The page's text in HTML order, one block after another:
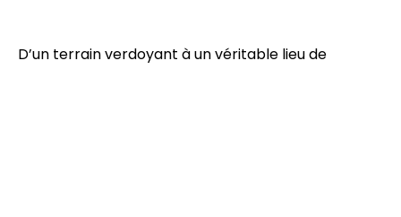
D’un terrain verdoyant à un véritable lieu de